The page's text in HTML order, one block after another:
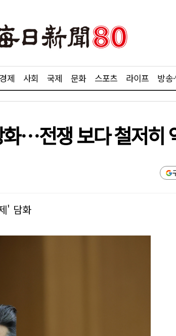
경제 사회 국제 문화 스포츠 라이프 방송
…전쟁 보다 철저히
' 담화